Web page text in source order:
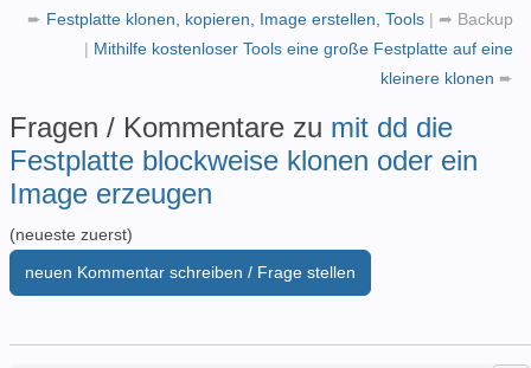
➨ Festplatte klonen, kopieren, Image erstellen, Tools | ➦ Backup
| Mithilfe kostenloser Tools eine große Festplatte auf eine
kleinere klonen ➨
Fragen / Kommentare zu mit dd die
Festplatte blockweise klonen oder ein
Image erzeugen
(neueste zuerst)
neuen Kommentar schreiben / Frage stellen